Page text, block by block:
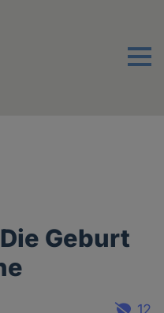
Menu
Geburt
12